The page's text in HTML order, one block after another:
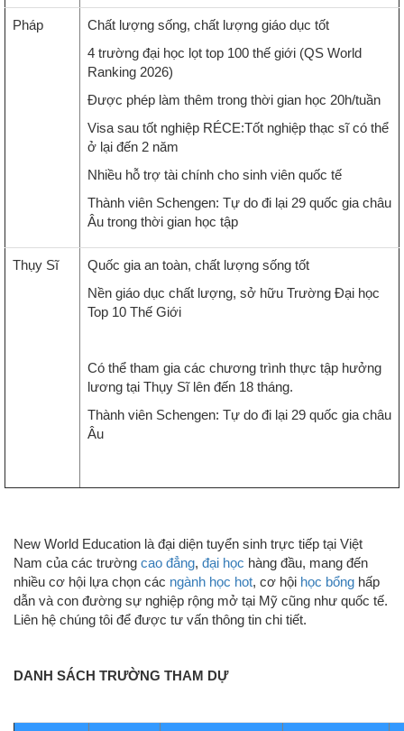
Pháp
Chất lượng sống, chất lượng giáo dục tốt
4 trường đại học lọt top 100 thế giới (QS World
Ranking 2026)
Được phép làm thêm trong thời gian học 20h/tuần
Visa sau tốt nghiệp RÉCE:Tốt nghiệp thạc sĩ có thể
ở lại đến 2 năm
Nhiều hỗ trợ tài chính cho sinh viên quốc tế
Thành viên Schengen: Tự do đi lại 29 quốc gia châu
Âu trong thời gian học tập
Thụy Sĩ
Quốc gia an toàn, chất lượng sống tốt
Nền giáo dục chất lượng, sở hữu Trường Đại học
Top 10 Thế Giới
Có thể tham gia các chương trình thực tập hưởng
lương tại Thụy Sĩ lên đến 18 tháng.
Thành viên Schengen: Tự do đi lại 29 quốc gia châu
Âu
New World Education là đại diện tuyển sinh trực tiếp tại Việt
Nam của các trường cao đẳng, đại học hàng đầu, mang đến
nhiều cơ hội lựa chọn các ngành học hot, cơ hội học bổng hấp
dẫn và con đường sự nghiệp rộng mở tại Mỹ cũng như quốc tế.
Liên hệ chúng tôi để được tư vấn thông tin chi tiết.
DANH SÁCH TRƯỜNG THAM DỰ